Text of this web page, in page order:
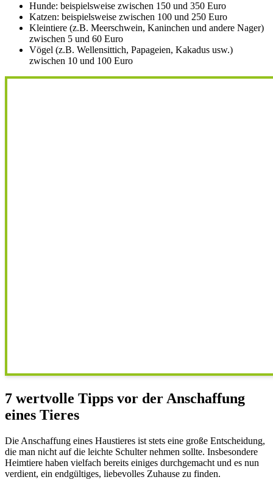
Hunde: beispielsweise zwischen 150 und 350 Euro
Katzen: beispielsweise zwischen 100 und 250 Euro
Kleintiere (z.B. Meerschwein, Kaninchen und andere Nager)
zwischen 5 und 60 Euro
Vögel (z.B. Wellensittich, Papageien, Kakadus usw.)
zwischen 10 und 100 Euro
7 wertvolle Tipps vor der Anschaffung
eines Tieres
Die Anschaffung eines Haustieres ist stets eine große Entscheidung,
die man nicht auf die leichte Schulter nehmen sollte. Insbesondere
Heimtiere haben vielfach bereits einiges durchgemacht und es nun
verdient, ein endgültiges, liebevolles Zuhause zu finden.